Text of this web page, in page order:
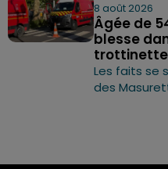
8 août 2026
Âgée de
blesse
Les faits se
des